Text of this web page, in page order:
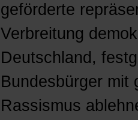
geförderte
Verbreitung
Deutschland,
Bundesbürger mit
Rassismus